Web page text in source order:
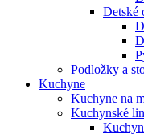
Detské
Podložky a
Kuchyne
Kuchyne na
Kuchynské